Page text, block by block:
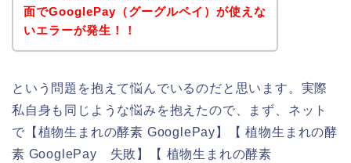
面でGooglePay（グーグルペイ）が使えな
いエラーが発生！！
という問題を抱えて悩んでいるのだと思います。実際
私自身も同じような悩みを抱えたので、まず、ネット
で【植物生まれの酵素 GooglePay】【 植物生まれの酵
素 GooglePay 失敗】【 植物生まれの酵素